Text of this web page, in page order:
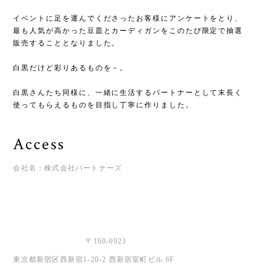
イベントに足を運んでくださったお客様にアンケートをとり、​
最も人気が高かった豆皿とカーディガンを​このたび限定で抽選
販売することとなりました。​
白黒だけど彩りあるものを－。​
白黒さんたち同様に、一緒に生活するパートナーとして​​末長く
使ってもらえるものを目指し丁寧に作りました。​
Access
会社名：株式会社パートナーズ
〒160-0023
東京都新宿区西新宿1-20-2 西新宿室町ビル 6F